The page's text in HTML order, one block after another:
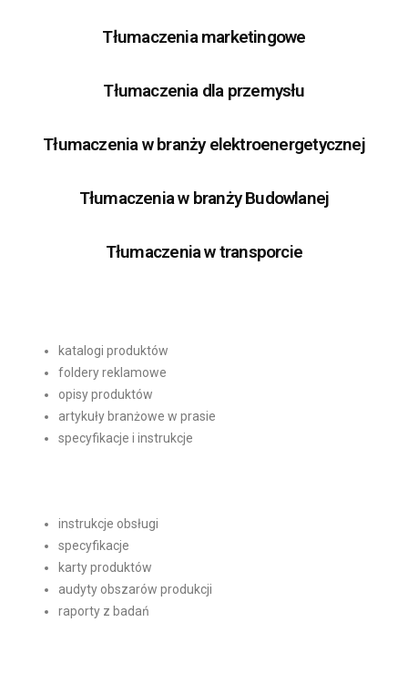
Tłumaczenia marketingowe
Tłumaczenia dla przemysłu
Tłumaczenia w branży elektroenergetycznej
Tłumaczenia w branży Budowlanej
Tłumaczenia w transporcie
katalogi produktów
foldery reklamowe
opisy produktów
artykuły branżowe w prasie
specyfikacje i instrukcje
instrukcje obsługi
specyfikacje
karty produktów
audyty obszarów produkcji
raporty z badań